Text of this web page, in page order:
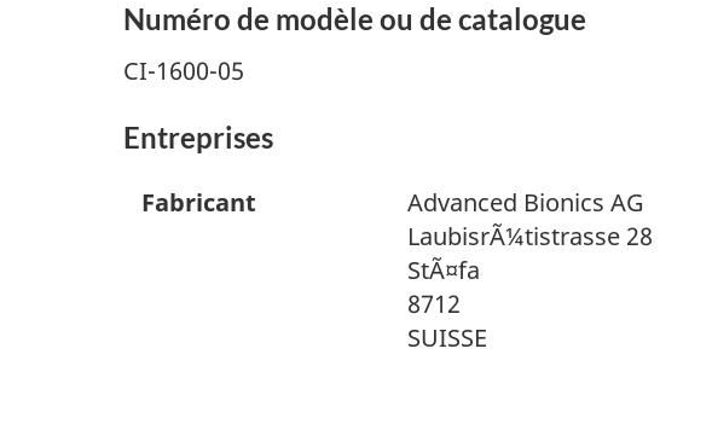
Numéro de modèle ou de catalogue
CI-1600-05
Entreprises
Fabricant
Advanced Bionics AG
LaubisrÃ¼tistrasse 28
StÃ¤fa
8712
SUISSE